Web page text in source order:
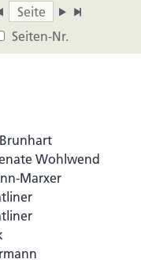
Seiten-Nr.
Wohlwend
Marxer